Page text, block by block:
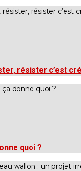
résister c’est
quoi ?